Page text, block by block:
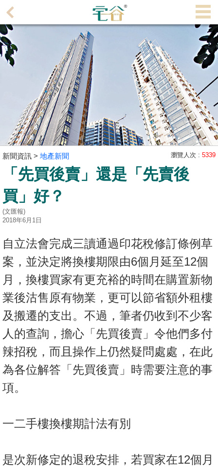
理
主
頁
業
放
盤
宅
谷
按
揭
地
產
博
客
地
產
新
聞
數
據
佈
業
新聞資訊 > 地產新聞 瀏覽人次 : 5339
「先買後賣」還是「先賣後
買」好？
(文匯報)
2018年6月1日
自立法會完成三讀通過印花稅修訂條例草
案，並決定將換樓期限由6個月延至12個
月，換樓買家有更充裕的時間在購置新物
業後沽售原有物業，更可以節省額外租樓
及搬遷的支出。不過，筆者仍收到不少客
人的查詢，擔心「先買後賣」令他們多付
辣招稅，而且操作上仍然疑問處處，在此
為各位解答「先買後賣」時需要注意的事
項。
一二手樓換樓期計法有別
是次新修定的退稅安排，若買家在12個月